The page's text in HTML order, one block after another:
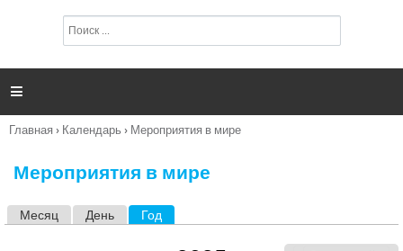
п
и

Вы
Главная › Календарь › Мероприятия в мире
Мероприятия в мире
Месяц День Год